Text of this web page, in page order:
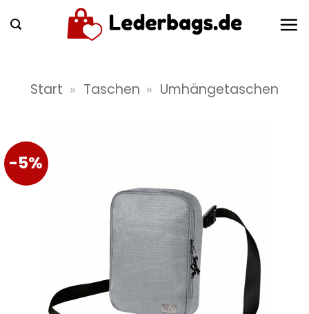
Inhalt
Start » Taschen » Umhängetaschen
-5%